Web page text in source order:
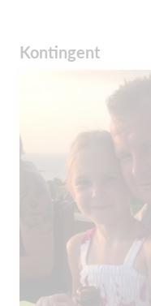
Kontingent